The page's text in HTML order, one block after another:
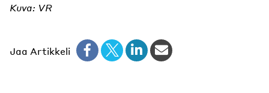
Kuva: VR
Jaa Artikkeli